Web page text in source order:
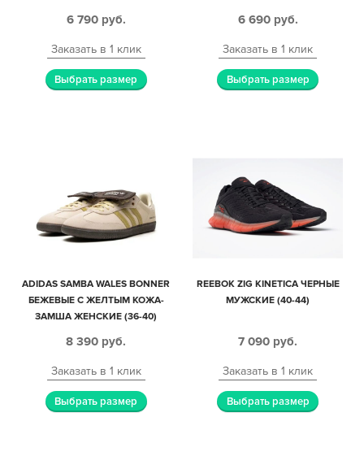
6 790 руб.
Заказать в 1 клик
Выбрать размер
6 690 руб.
Заказать в 1 клик
Выбрать размер
ADIDAS SAMBA WALES BONNER
БЕЖЕВЫЕ С ЖЕЛТЫМ КОЖА-
ЗАМША ЖЕНСКИЕ (36-40)
8 390 руб.
Заказать в 1 клик
Выбрать размер
REEBOK ZIG KINETICA ЧЕРНЫЕ
МУЖСКИЕ (40-44)
7 090 руб.
Заказать в 1 клик
Выбрать размер